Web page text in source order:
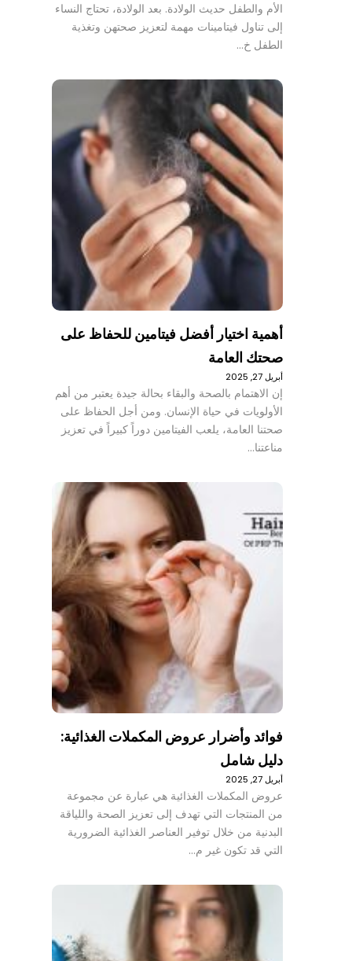
الأم والطفل حديث الولادة. بعد الولادة، تحتاج النساء
إلى تناول فيتامينات مهمة لتعزيز صحتهن وتغذية
الطفل خ…
أهمية اختيار أفضل فيتامين للحفاظ على
صحتك العامة
أبريل 27, 2025
إن الاهتمام بالصحة والبقاء بحالة جيدة يعتبر من أهم
الأولويات في حياة الإنسان. ومن أجل الحفاظ على
صحتنا العامة، يلعب الفيتامين دوراً كبيراً في تعزيز
مناعتنا…
فوائد وأضرار عروض المكملات الغذائية:
دليل شامل
أبريل 27, 2025
عروض المكملات الغذائية هي عبارة عن مجموعة
من المنتجات التي تهدف إلى تعزيز الصحة واللياقة
البدنية من خلال توفير العناصر الغذائية الضرورية
التي قد تكون غير م…